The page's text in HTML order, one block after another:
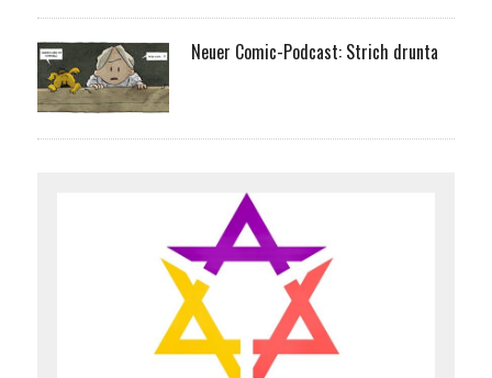
Neuer Comic-Podcast: Strich drunta